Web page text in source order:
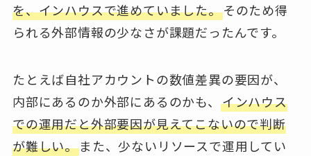
を、インハウスで進めていました。そのため得
られる外部情報の少なさが課題だったんです。
たとえば自社アカウントの数値差異の要因が、
内部にあるのか外部にあるのかも、 インハウス
での運用だと外部要因が見えてこないので判断
が難しい。また、少ないリソースで運用してい